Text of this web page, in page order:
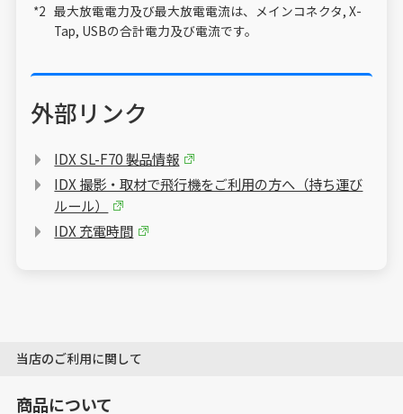
最大放電電力及び最大放電電流は、メインコネクタ, X-
Tap, USBの合計電力及び電流です。
外部リンク
IDX SL-F70 製品情報
IDX 撮影・取材で飛行機をご利用の方へ（持ち運び
ルール）
IDX 充電時間
当店のご利用に関して
商品について